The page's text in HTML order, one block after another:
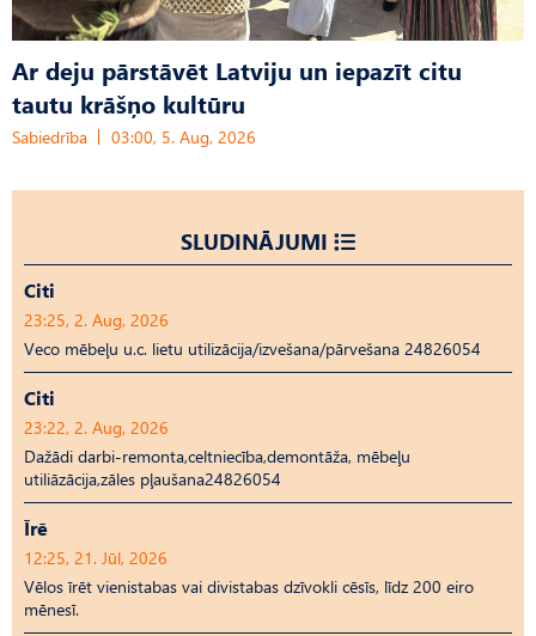
Ar deju pārstāvēt Latviju un iepazīt citu
tautu krāšņo kultūru
Sabiedrība 03:00, 5. Aug, 2026
SLUDINĀJUMI
Citi
23:25, 2. Aug, 2026
Veco mēbeļu u.c. lietu utilizācija/izvešana/pārvešana 24826054
Citi
23:22, 2. Aug, 2026
Dažādi darbi-remonta,celtniecība,demontāža, mēbeļu
utiliāzācija,zāles pļaušana24826054
Īrē
12:25, 21. Jūl, 2026
Vēlos īrēt vienistabas vai divistabas dzīvokli cēsīs, līdz 200 eiro
mēnesī.